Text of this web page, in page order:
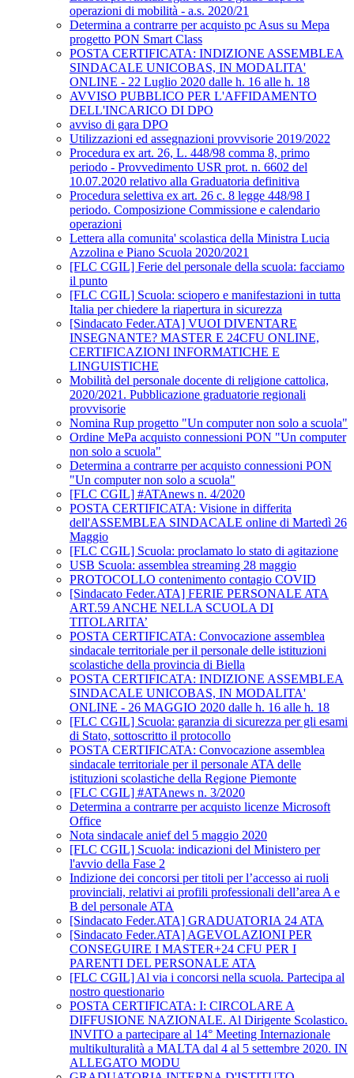
operazioni di mobilità - a.s. 2020/21
Determina a contrarre per acquisto pc Asus su Mepa
progetto PON Smart Class
POSTA CERTIFICATA: INDIZIONE ASSEMBLEA
SINDACALE UNICOBAS, IN MODALITA'
ONLINE - 22 Luglio 2020 dalle h. 16 alle h. 18
AVVISO PUBBLICO PER L'AFFIDAMENTO
DELL'INCARICO DI DPO
avviso di gara DPO
Utilizzazioni ed assegnazioni provvisorie 2019/2022
Procedura ex art. 26, L. 448/98 comma 8, primo
periodo - Provvedimento USR prot. n. 6602 del
10.07.2020 relativo alla Graduatoria definitiva
Procedura selettiva ex art. 26 c. 8 legge 448/98 I
periodo. Composizione Commissione e calendario
operazioni
Lettera alla comunita' scolastica della Ministra Lucia
Azzolina e Piano Scuola 2020/2021
[FLC CGIL] Ferie del personale della scuola: facciamo
il punto
[FLC CGIL] Scuola: sciopero e manifestazioni in tutta
Italia per chiedere la riapertura in sicurezza
[Sindacato Feder.ATA] VUOI DIVENTARE
INSEGNANTE? MASTER E 24CFU ONLINE,
CERTIFICAZIONI INFORMATICHE E
LINGUISTICHE
Mobilità del personale docente di religione cattolica,
2020/2021. Pubblicazione graduatorie regionali
provvisorie
Nomina Rup progetto "Un computer non solo a scuola"
Ordine MePa acquisto connessioni PON "Un computer
non solo a scuola"
Determina a contrarre per acquisto connessioni PON
"Un computer non solo a scuola"
[FLC CGIL] #ATAnews n. 4/2020
POSTA CERTIFICATA: Visione in differita
dell'ASSEMBLEA SINDACALE online di Martedì 26
Maggio
[FLC CGIL] Scuola: proclamato lo stato di agitazione
USB Scuola: assemblea streaming 28 maggio
PROTOCOLLO contenimento contagio COVID
[Sindacato Feder.ATA] FERIE PERSONALE ATA
ART.59 ANCHE NELLA SCUOLA DI
TITOLARITA’
POSTA CERTIFICATA: Convocazione assemblea
sindacale territoriale per il personale delle istituzioni
scolastiche della provincia di Biella
POSTA CERTIFICATA: INDIZIONE ASSEMBLEA
SINDACALE UNICOBAS, IN MODALITA'
ONLINE - 26 MAGGIO 2020 dalle h. 16 alle h. 18
[FLC CGIL] Scuola: garanzia di sicurezza per gli esami
di Stato, sottoscritto il protocollo
POSTA CERTIFICATA: Convocazione assemblea
sindacale territoriale per il personale ATA delle
istituzioni scolastiche della Regione Piemonte
[FLC CGIL] #ATAnews n. 3/2020
Determina a contrarre per acquisto licenze Microsoft
Office
Nota sindacale anief del 5 maggio 2020
[FLC CGIL] Scuola: indicazioni del Ministero per
l'avvio della Fase 2
Indizione dei concorsi per titoli per l’accesso ai ruoli
provinciali, relativi ai profili professionali dell’area A e
B del personale ATA
[Sindacato Feder.ATA] GRADUATORIA 24 ATA
[Sindacato Feder.ATA] AGEVOLAZIONI PER
CONSEGUIRE I MASTER+24 CFU PER I
PARENTI DEL PERSONALE ATA
[FLC CGIL] Al via i concorsi nella scuola. Partecipa al
nostro questionario
POSTA CERTIFICATA: I: CIRCOLARE A
DIFFUSIONE NAZIONALE. Al Dirigente Scolastico.
INVITO a partecipare al 14° Meeting Internazionale
multikulturalità a MALTA dal 4 al 5 settembre 2020. IN
ALLEGATO MODU